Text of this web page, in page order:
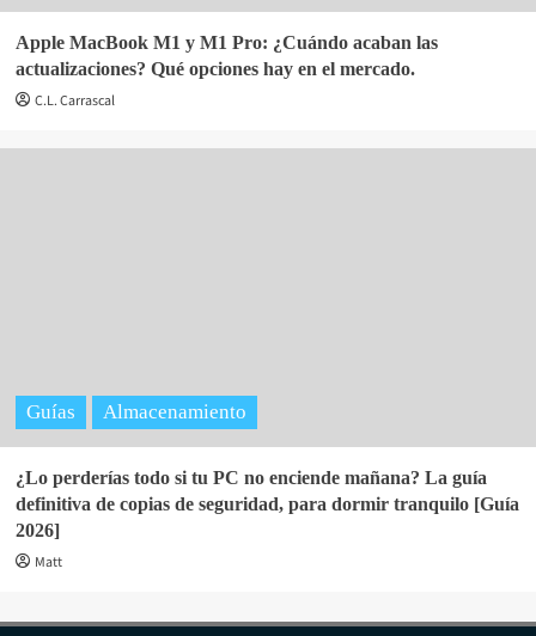
Apple MacBook M1 y M1 Pro: ¿Cuándo acaban las
actualizaciones? Qué opciones hay en el mercado.
C.L. Carrascal
Guías Almacenamiento
¿Lo perderías todo si tu PC no enciende mañana? La guía
definitiva de copias de seguridad, para dormir tranquilo [Guía
2026]
Matt